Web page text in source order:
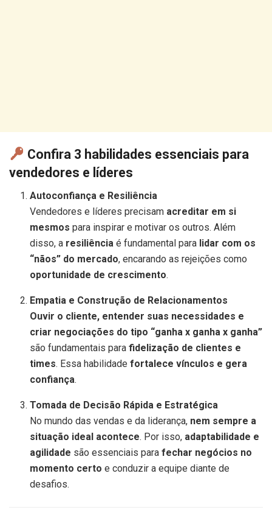
Confira 3 habilidades essenciais para
vendedores e líderes
Autoconfiança e Resiliência
Vendedores e líderes precisam acreditar em si
mesmos para inspirar e motivar os outros. Além
disso, a resiliência é fundamental para lidar com os
“nãos” do mercado, encarando as rejeições como
oportunidade de crescimento.
Empatia e Construção de Relacionamentos
Ouvir o cliente, entender suas necessidades e
criar negociações do tipo “ganha x ganha x ganha”
são fundamentais parafidelização de clientes e
times. Essa habilidadefortalece vínculos e gera
confiança.
Tomada de Decisão Rápida e Estratégica
No mundo das vendas e da liderança, nem sempre a
situação ideal acontece. Por isso, adaptabilidade e
agilidade são essenciais parafechar negócios no
momento certo e conduzir a equipe diante de
desafios.